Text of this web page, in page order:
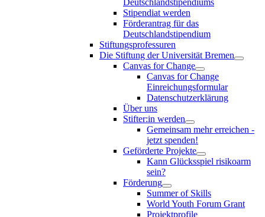
Stipendiat werden
Förderantrag für das
Deutschlandstipendium
Stiftungsprofessuren
Die Stiftung der Universität Bremen
Canvas for Change
Canvas for Change
Einreichungsformular
Datenschutzerklärung
Über uns
Stifter:in werden
Gemeinsam mehr erreichen -
jetzt spenden!
Geförderte Projekte
Kann Glücksspiel risikoarm
sein?
Förderung
Summer of Skills
World Youth Forum Grant
Projektprofile